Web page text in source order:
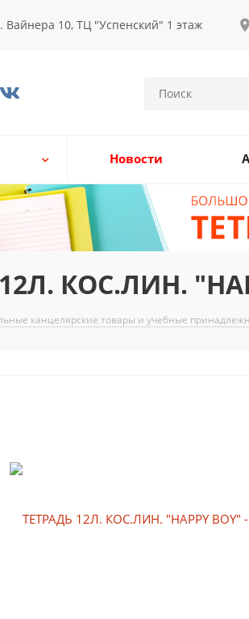
Вайнера 10, ТЦ "Успенский" 1 этаж
Новости
КОС.ЛИН.
канцелярские товары и учебные